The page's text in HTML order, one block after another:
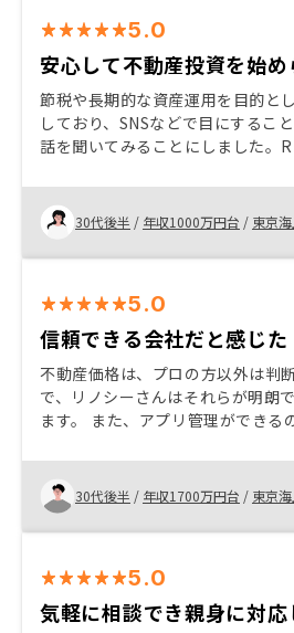
5.0
安心して不動産投資を始
節税や長期的な資産運用を目的と
しており、SNSなどで目にするこ
話を聞いてみることにしました。
さやサポートの充実度、ご担当の
な説明に安心して購入を決めるこ
ての不動産投資を検討されている
30代後半 / 年収1000万円台 / 東京
5.0
信頼できる会社だと感じた
不動産価格は、プロの方以外は判
で、リノシーさんはそれらが明朗
ます。 また、アプリ管理ができる
がわかり、大きな利点と思います
ます。
30代後半 / 年収1700万円台 / 東京
5.0
気軽に相談でき親身に対